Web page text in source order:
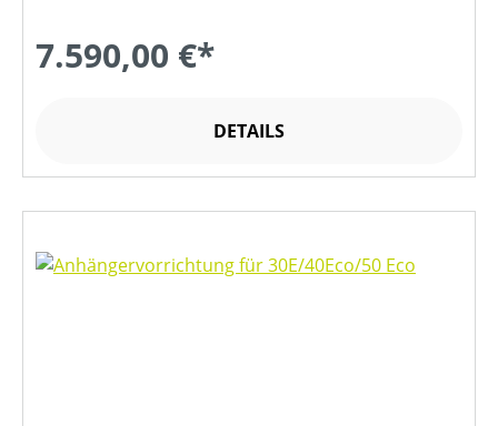
7.590,00 €*
DETAILS